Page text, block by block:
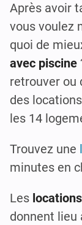
Après avoir
vous voulez
quoi de
avec piscine
retrouver ou
des
les 14
Trouvez une
minutes en
Les
donnent lieu